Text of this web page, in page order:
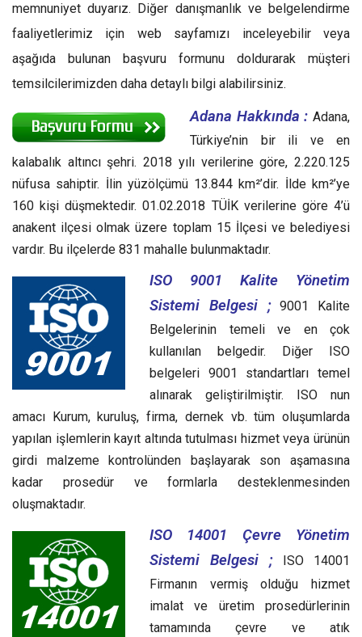
memnuniyet duyarız. Diğer danışmanlık ve belgelendirme
faaliyetlerimiz için web sayfamızı inceleyebilir veya
aşağıda bulunan başvuru formunu doldurarak müşteri
temsilcilerimizden daha detaylı bilgi alabilirsiniz.
Adana Hakkında : Adana,
Türkiye’nin bir ili ve en
kalabalık altıncı şehri. 2018 yılı verilerine göre, 2.220.125
nüfusa sahiptir. İlin yüzölçümü 13.844 km²’dir. İlde km²’ye
160 kişi düşmektedir. 01.02.2018 TÜİK verilerine göre 4’ü
anakent ilçesi olmak üzere toplam 15 İlçesi ve belediyesi
vardır. Bu ilçelerde 831 mahalle bulunmaktadır.
ISO 9001 Kalite Yönetim
Sistemi Belgesi ;9001 Kalite
Belgelerinin temeli ve en çok
kullanılan belgedir. Diğer ISO
belgeleri 9001 standartları temel
alınarak geliştirilmiştir. ISO nun
amacı Kurum, kuruluş, firma, dernek vb. tüm oluşumlarda
yapılan işlemlerin kayıt altında tutulması hizmet veya ürünün
girdi malzeme kontrolünden başlayarak son aşamasına
kadar prosedür ve formlarla desteklenmesinden
oluşmaktadır.
ISO 14001 Çevre Yönetim
Sistemi Belgesi ;
ISO 14001
Firmanın vermiş olduğu hizmet
imalat ve üretim prosedürlerinin
tamamında çevre ve atık